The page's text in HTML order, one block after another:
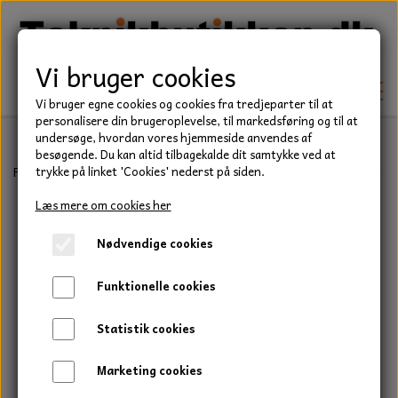
TEKNIK
KILEREMME
LEJER
PAKDÅSER
LÅSERINGE
BEFÆSTELSE
HAVE/PARK
UNIVERSALE REMME TIL PLÆNEKLIPPER OG
HAVETRAKTOR
TRAKTOR/ENTREPRENØR
Forside Teknik Låseringe C Låsering Udvendig låsering, C
Vi bruger cookies
Vi bruger egne cookies og cookies fra tredjeparter til at
personalisere din brugeroplevelse, til markedsføring og til at
undersøge, hvordan vores hjemmeside anvendes af
besøgende. Du kan altid tilbagekalde dit samtykke ved at
trykke på linket 'Cookies' nederst på siden.
Læs mere om cookies her
Nødvendige cookies
Funktionelle cookies
Statistik cookies
Marketing cookies